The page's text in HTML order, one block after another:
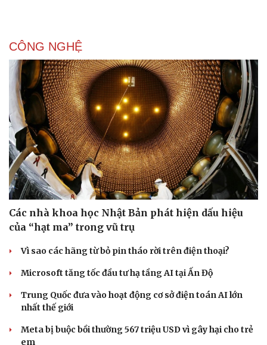
Doanh nghiệp 24h
Doanh nhân
Công nghệ
Tin Công nghệ
CÔNG NGHỆ
Các nhà khoa học Nhật Bản phát hiện dấu hiệu
của “hạt ma” trong vũ trụ
Vì sao các hãng từ bỏ pin tháo rời trên điện thoại?
Microsoft tăng tốc đầu tư hạ tầng AI tại Ấn Độ
Trung Quốc đưa vào hoạt động cơ sở điện toán AI lớn
nhất thế giới
Meta bị buộc bồi thường 567 triệu USD vì gây hại cho trẻ
em